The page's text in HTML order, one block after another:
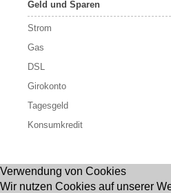
Geld und Sparen
Strom
Gas
DSL
Girokonto
Tagesgeld
Konsumkredit
Verwendung von Cookies
Wir nutzen Cookies auf unserer